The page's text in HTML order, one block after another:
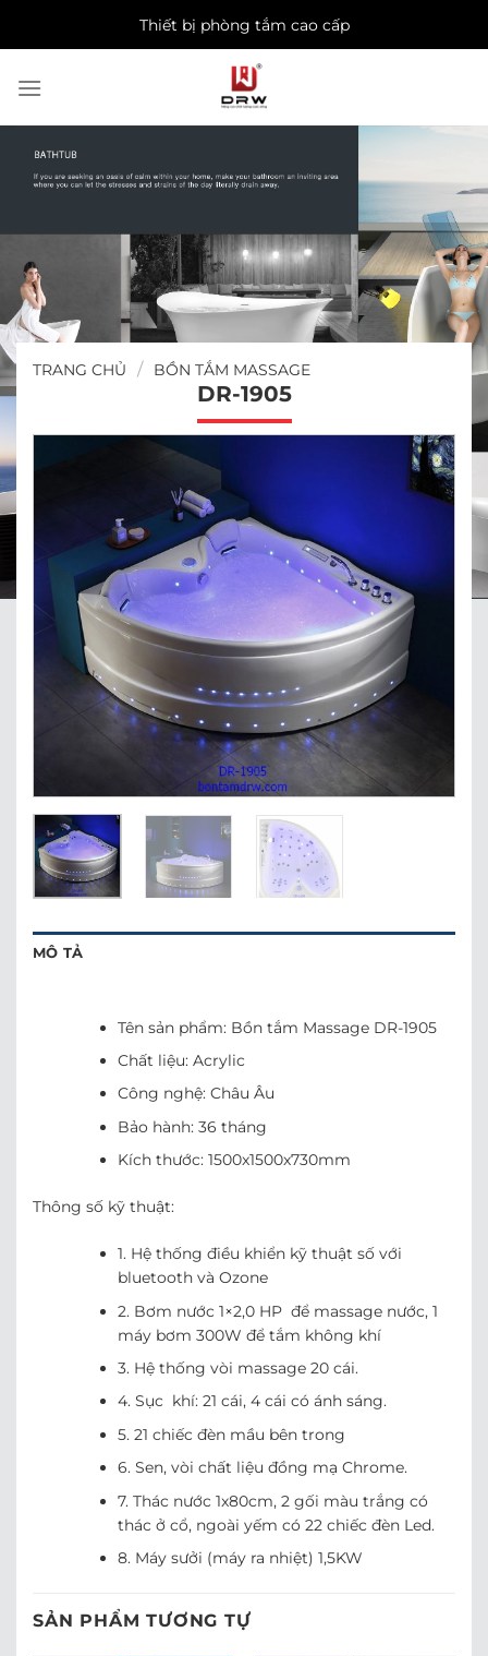
Thiết bị phòng tắm cao cấp
TRANG CHỦ / BỒN TẮM MASSAGE
DR-1905
MÔ TẢ
Tên sản phẩm: Bồn tắm Massage DR-1905
Chất liệu: Acrylic
Công nghệ: Châu Âu
Bảo hành: 36 tháng
Kích thước: 1500x1500x730mm
Thông số kỹ thuật:
1. Hệ thống điều khiển kỹ thuật số với
bluetooth và Ozone
2. Bơm nước 1×2,0 HP để massage nước, 1
máy bơm 300W để tắm không khí
3. Hệ thống vòi massage 20 cái.
4. Sục khí: 21 cái, 4 cái có ánh sáng.
5. 21 chiếc đèn mầu bên trong
6. Sen, vòi chất liệu đồng mạ Chrome.
7. Thác nước 1x80cm, 2 gối màu trắng có
thác ở cổ, ngoài yếm có 22 chiếc đèn Led.
8. Máy sưởi (máy ra nhiệt) 1,5KW
SẢN PHẨM TƯƠNG TỰ